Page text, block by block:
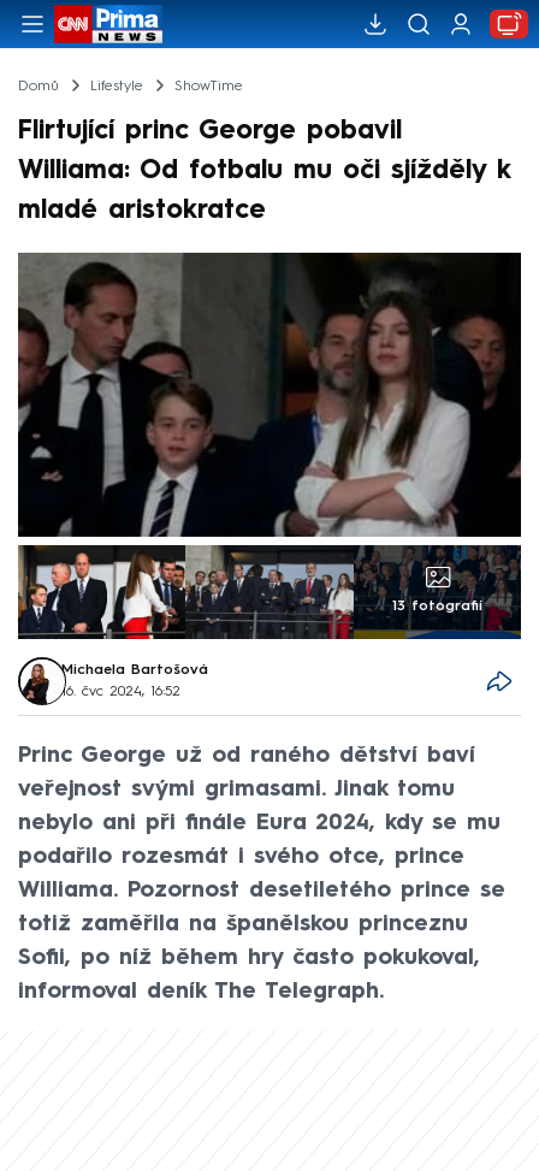
Domů Lifestyle ShowTime
Flirtující princ George pobavil
Williama: Od fotbalu mu oči sjížděly k
mladé aristokratce
13 fotografií
Michaela Bartošová
16. čvc 2024, 16:52
Princ George už od raného dětství baví
veřejnost svými grimasami. Jinak tomu
nebylo ani při finále Eura 2024, kdy se mu
podařilo rozesmát i svého otce, prince
Williama. Pozornost desetiletého prince se
totiž zaměřila na španělskou princeznu
Sofii, po níž během hry často pokukoval,
informoval deník The Telegraph.